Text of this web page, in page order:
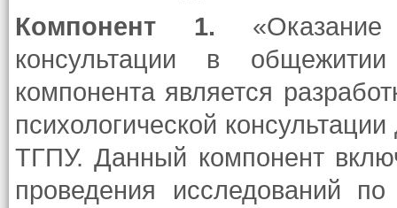
Компонент 1.
консультации в
компонента является
психологической
ТГПУ. Данный компонент
проведения исследований